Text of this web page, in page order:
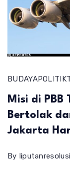
BUDAYAPOLITIK
Misi di
Bertolak
Jakarta
By